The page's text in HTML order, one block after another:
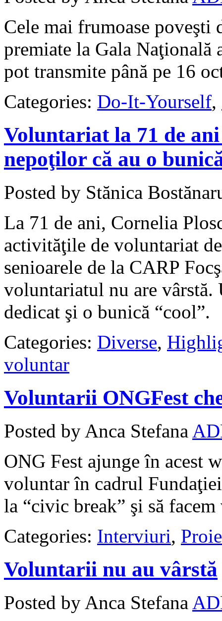
Cele mai frumoase
premiate la Gala
pot transmite până pe 16
Categories: Do-It-Yourself,
Voluntariat la 71 de
nepoţilor că au o
Posted by Stănica
La 71 de ani, Cornelia
activităţile de voluntariat
senioarele de la CARP
voluntariatul nu are
dedicat şi o bunică “cool”.
Categories: Diverse,
voluntar
Voluntarii ONGFest
Posted by Anca Stefana
ONG Fest ajunge în acest
voluntar în cadrul
la “civic break” şi să
Categories: Interviuri,
Voluntarii nu au vârstă
Posted by Anca Stefana